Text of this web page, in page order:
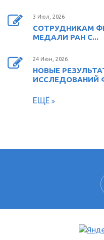
3 Июл, 2026
СОТРУДНИКАМ
МЕДАЛИ РАН С...
24 Июн, 2026
НОВЫЕ
ИССЛЕДОВАНИЙ
ЕЩЁ